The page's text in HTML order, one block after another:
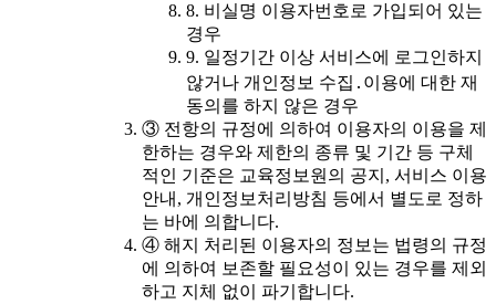
8. 비실명 이용자번호로 가입되어 있는
경우
9. 일정기간 이상 서비스에 로그인하지
않거나 개인정보 수집․이용에 대한 재
동의를 하지 않은 경우
③ 전항의 규정에 의하여 이용자의 이용을 제
한하는 경우와 제한의 종류 및 기간 등 구체
적인 기준은 교육정보원의 공지, 서비스 이용
안내, 개인정보처리방침 등에서 별도로 정하
는 바에 의합니다.
④ 해지 처리된 이용자의 정보는 법령의 규정
에 의하여 보존할 필요성이 있는 경우를 제외
하고 지체 없이 파기합니다.